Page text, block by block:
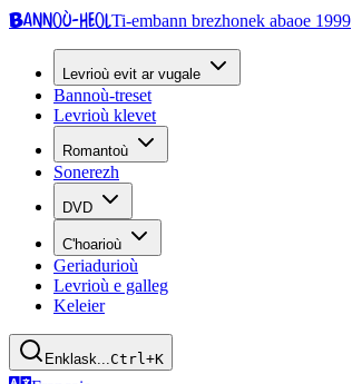
Bannoù-heolTi-embann brezhonek abaoe 1999
Levrioù evit ar vugale
Bannoù-treset
Levrioù klevet
Romantoù
Sonerezh
DVD
C'hoarioù
Geriadurioù
Levrioù e galleg
Keleier
Enklask...Ctrl+K